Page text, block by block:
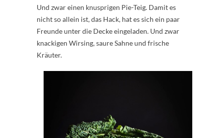
Und zwar einen knusprigen Pie-Teig. Damit es
nicht so allein ist, das Hack, hat es sich ein paar
Freunde unter die Decke eingeladen. Und zwar
knackigen Wirsing, saure Sahne und frische
Kräuter.